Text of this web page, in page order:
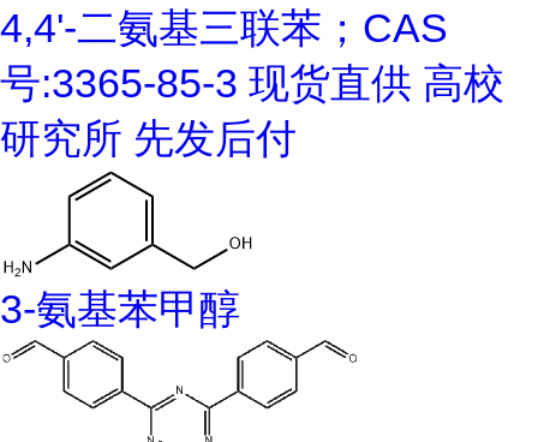
4,4'-二氨基三联苯；CAS
号:3365-85-3 现货直供 高校
研究所 先发后付
3-氨基苯甲醇